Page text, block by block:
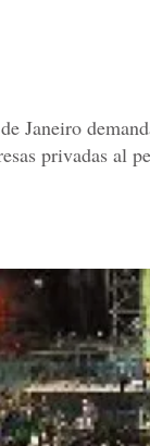
Janeiro
privadas al